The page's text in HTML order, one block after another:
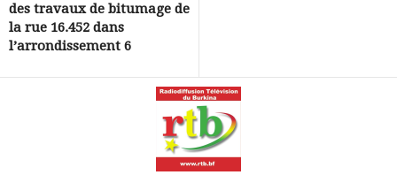
des travaux de bitumage de
la rue 16.452 dans
l’arrondissement 6